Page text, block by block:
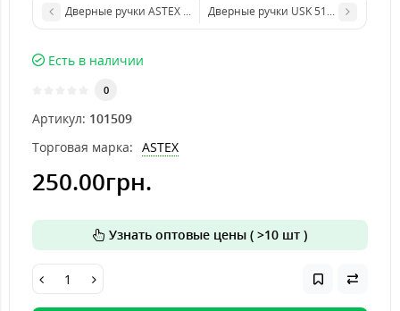
Дверные ручки ASTEX AT-Lokus rose-AB (Бронза 026)
Дверные ручки USK 5109
Есть в наличии
0
Артикул: 101509
Торговая марка: ASTEX
250.00грн.
Узнать оптовые цены ( >10 шт )